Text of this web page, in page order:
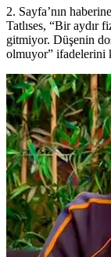
2. Sayfa’nın
Tatlıses, “Bir aydır
gitmiyor. Düşenin
olmuyor” ifadelerini